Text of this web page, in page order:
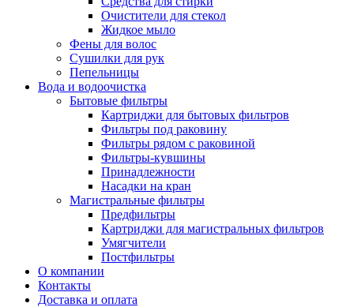
Очистители для стекол
Жидкое мыло
Фены для волос
Сушилки для рук
Пепельницы
Вода и водоочистка
Бытовые фильтры
Картриджи для бытовых фильтров
Фильтры под раковину
Фильтры рядом с раковиной
Фильтры-кувшины
Принадлежности
Насадки на кран
Магистральные фильтры
Предфильтры
Картриджи для магистральных фильтров
Умягчители
Постфильтры
О компании
Контакты
Доставка и оплата